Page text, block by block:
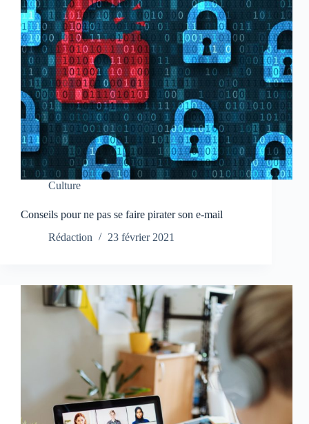
Culture
Conseils pour ne pas se faire pirater son e-mail
Rédaction
23 février 2021